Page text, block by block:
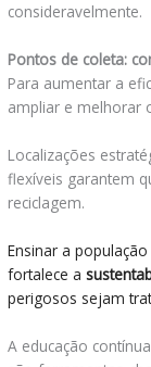
consideravelmente.
Pontos de coleta:
Para aumentar a
ampliar e melhorar
Localizações
flexíveis garantem
reciclagem.
Ensinar a
fortalece a
perigosos sejam
A educação